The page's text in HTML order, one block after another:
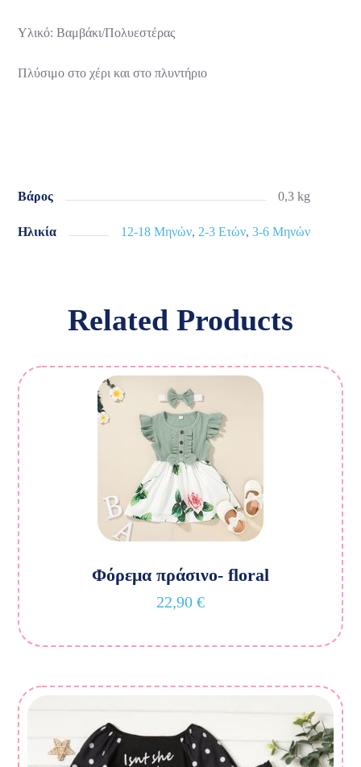
Υλικό: Βαμβάκι/Πολυεστέρας
Πλύσιμο στο χέρι και στο πλυντήριο
Βάρος 0,3 kg
Ηλικία 12-18 Μηνών, 2-3 Ετών,3-6 Μηνών
Related Products
Φόρεμα πράσινο- floral
22,90 €